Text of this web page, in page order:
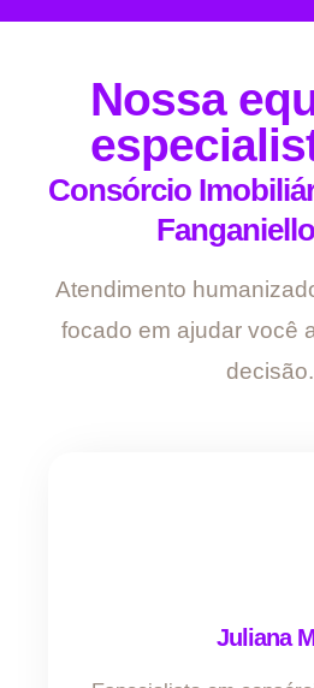
Nossa
Consórcio
Atendimento
focado em ajudar você
decisão.
Juliana